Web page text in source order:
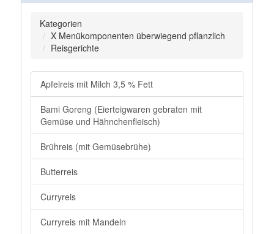
Kategorien
X Menükomponenten überwiegend pflanzlich
Reisgerichte
Apfelreis mit Milch 3,5 % Fett
Bami Goreng (Eierteigwaren gebraten mit
Gemüse und Hähnchenfleisch)
Brühreis (mit Gemüsebrühe)
Butterreis
Curryreis
Curryreis mit Mandeln